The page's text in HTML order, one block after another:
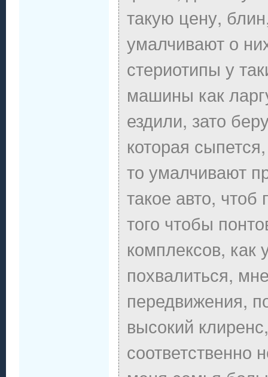
такую цену,
умалчивают о
стериотипы у
машины как
ездили, зато
которая
то умалчивают
такое авто,
того чтобы
комплексов,
похвалиться,
передвижения,
высокий
соответственно